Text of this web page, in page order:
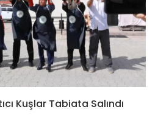
Kuşlar Tabiata Salındı